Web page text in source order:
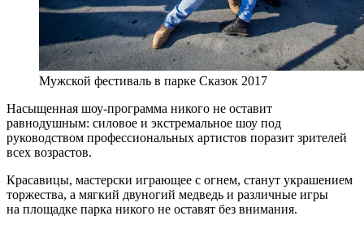
Мужской фестиваль в парке Сказок 2017
Насыщенная шоу-программа никого не оставит
равнодушным: силовое и экстремальное шоу под
руководством профессиональных артистов поразит зрителей
всех возрастов.
Красавицы, мастерски играющее с огнем, станут украшением
торжества, а мягкий двуногий медведь и различные игры
на площадке парка никого не оставят без внимания.